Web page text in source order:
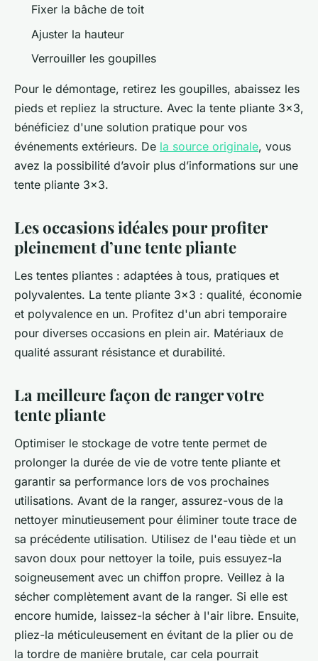
Fixer la bâche de toit
Ajuster la hauteur
Verrouiller les goupilles
Pour le démontage, retirez les goupilles, abaissez les
pieds et repliez la structure. Avec la tente pliante 3x3,
bénéficiez d'une solution pratique pour vos
événements extérieurs. De la source originale, vous
avez la possibilité d’avoir plus d’informations sur une
tente pliante 3x3.
Les occasions idéales pour profiter
pleinement d’une tente pliante
Les tentes pliantes : adaptées à tous, pratiques et
polyvalentes. La tente pliante 3x3 : qualité, économie
et polyvalence en un. Profitez d'un abri temporaire
pour diverses occasions en plein air. Matériaux de
qualité assurant résistance et durabilité.
La meilleure façon de ranger votre
tente pliante
Optimiser le stockage de votre tente permet de
prolonger la durée de vie de votre tente pliante et
garantir sa performance lors de vos prochaines
utilisations. Avant de la ranger, assurez-vous de la
nettoyer minutieusement pour éliminer toute trace de
sa précédente utilisation. Utilisez de l'eau tiède et un
savon doux pour nettoyer la toile, puis essuyez-la
soigneusement avec un chiffon propre. Veillez à la
sécher complètement avant de la ranger. Si elle est
encore humide, laissez-la sécher à l'air libre. Ensuite,
pliez-la méticuleusement en évitant de la plier ou de
la tordre de manière brutale, car cela pourrait